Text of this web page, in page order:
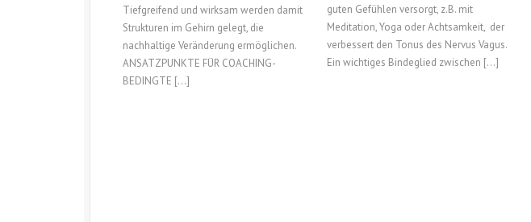
Tiefgreifend und wirksam werden damit
Strukturen im Gehirn gelegt, die
nachhaltige Veränderung ermöglichen.
ANSATZPUNKTE FÜR COACHING-
BEDINGTE […]
guten Gefühlen versorgt, z.B. mit
Meditation, Yoga oder Achtsamkeit, der
verbessert den Tonus des Nervus Vagus.
Ein wichtiges Bindeglied zwischen […]